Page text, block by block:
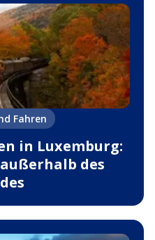
Fahren
in Luxemburg:
des